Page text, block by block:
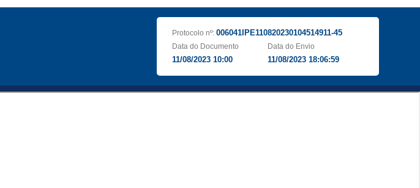
Protocolo nº: 006041IPE110820230104514911-45
Data do Documento
11/08/2023 10:00
Data do Envio
11/08/2023 18:06:59